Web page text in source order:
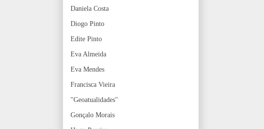
Daniela Costa
Diogo Pinto
Edite Pinto
Eva Almeida
Eva Mendes
Francisca Vieira
"Geoatualidades"
Gonçalo Morais